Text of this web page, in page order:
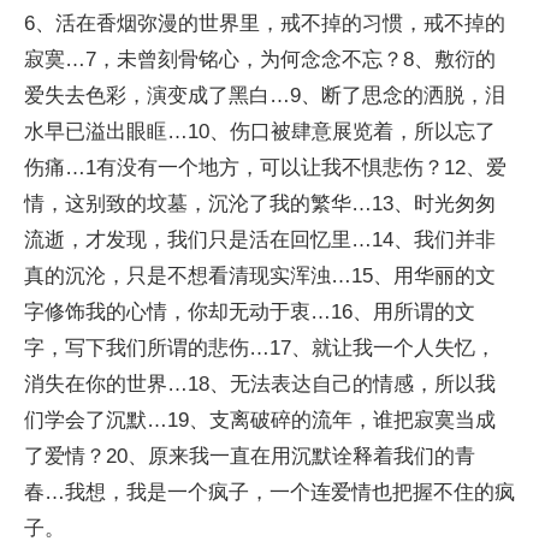
6、活在香烟弥漫的世界里，戒不掉的习惯，戒不掉的
寂寞…7，未曾刻骨铭心，为何念念不忘？8、敷衍的
爱失去色彩，演变成了黑白…9、断了思念的洒脱，泪
水早已溢出眼眶…10、伤口被肆意展览着，所以忘了
伤痛…1有没有一个地方，可以让我不惧悲伤？12、爱
情，这别致的坟墓，沉沦了我的繁华…13、时光匆匆
流逝，才发现，我们只是活在回忆里…14、我们并非
真的沉沦，只是不想看清现实浑浊…15、用华丽的文
字修饰我的心情，你却无动于衷…16、用所谓的文
字，写下我们所谓的悲伤…17、就让我一个人失忆，
消失在你的世界…18、无法表达自己的情感，所以我
们学会了沉默…19、支离破碎的流年，谁把寂寞当成
了爱情？20、原来我一直在用沉默诠释着我们的青
春…我想，我是一个疯子，一个连爱情也把握不住的疯
子。